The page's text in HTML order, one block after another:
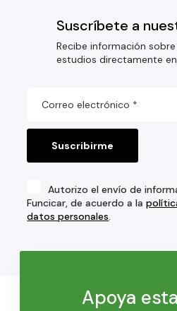
Suscríbete a
Recibe información
estudios directamente
Autorizo el envío de
Funcicar, de acuerdo a la
datos personales.
Apoya